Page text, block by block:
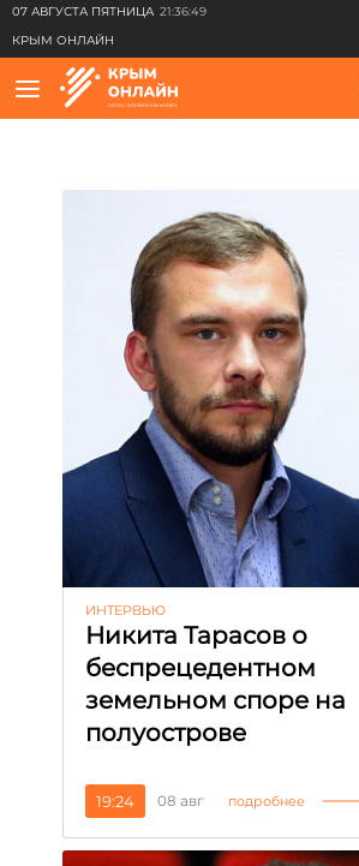
07 АВГУСТА ПЯТНИЦА 21:36:49
КРЫМ ОНЛАЙН
ИНТЕРВЬЮ
Никита Тарасов о
беспрецедентном
земельном споре на
полуострове
19:24 08 авг подробнее